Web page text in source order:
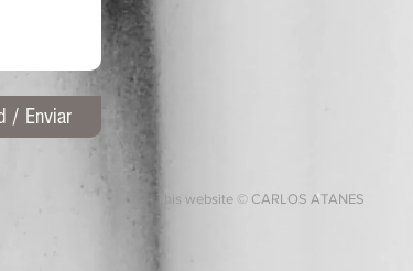
/ Enviar
This website © CARLOS ATANES